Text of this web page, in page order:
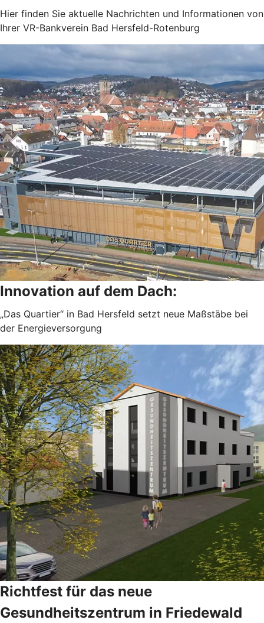
Hier finden Sie aktuelle Nachrichten und Informationen von
Ihrer VR-Bankverein Bad Hersfeld-Rotenburg
Innovation auf dem Dach:
„Das Quartier“ in Bad Hersfeld setzt neue Maßstäbe bei
der Energieversorgung
Richtfest für das neue
Gesundheitszentrum in Friedewald